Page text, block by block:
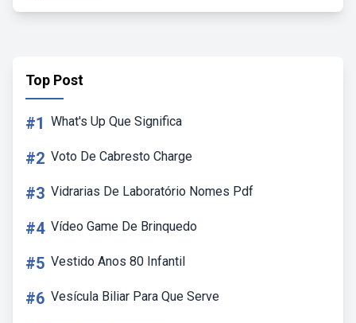
Top Post
#1 What's Up Que Significa
#2 Voto De Cabresto Charge
#3 Vidrarias De Laboratório Nomes Pdf
#4 Vídeo Game De Brinquedo
#5 Vestido Anos 80 Infantil
#6 Vesícula Biliar Para Que Serve